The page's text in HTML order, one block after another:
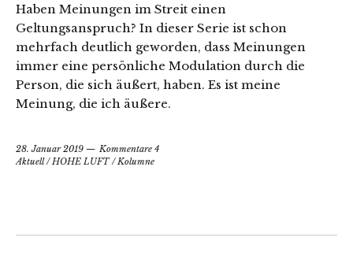
Haben Meinungen im Streit einen
Geltungsanspruch? In dieser Serie ist schon
mehrfach deutlich geworden, dass Meinungen
immer eine persönliche Modulation durch die
Person, die sich äußert, haben. Es ist meine
Meinung, die ich äußere.
28. Januar 2019
Kommentare 4
Aktuell/HOHE LUFT/Kolumne